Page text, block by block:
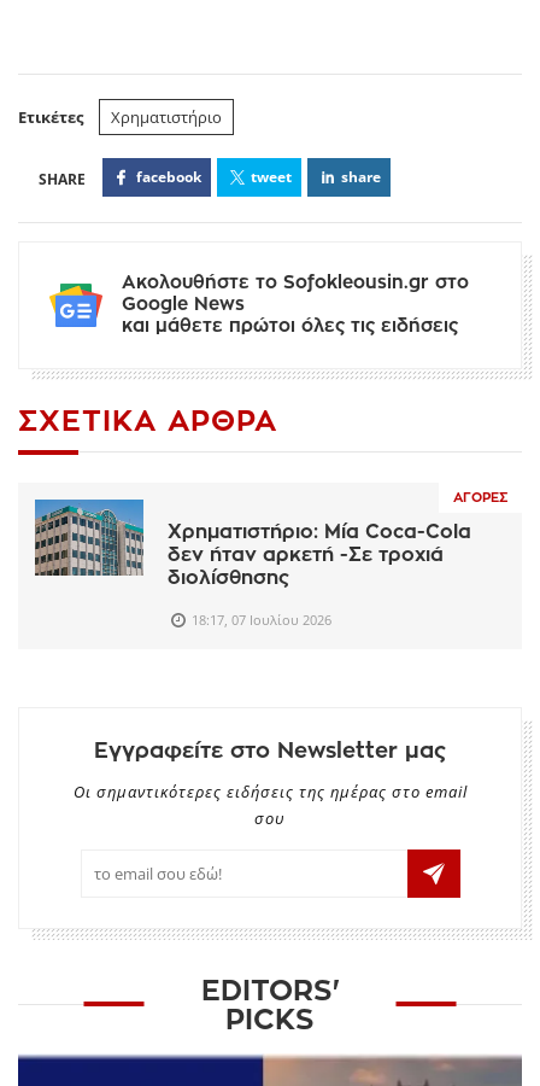
Ετικέτες Χρηματιστήριο
facebook tweet share
Ακολουθήστε το Sofokleousin.gr στο
Google News
και μάθετε πρώτοι όλες τις ειδήσεις
ΣΧΕΤΙΚΆ ΆΡΘΡΑ
ΑΓΟΡΈΣ
Χρηματιστήριο: Μία Coca-Cola
δεν ήταν αρκετή -Σε τροχιά
διολίσθησης
18:17, 07 Ιουλίου 2026
Εγγραφείτε στο Newsletter μας
Οι σημαντικότερες ειδήσεις της ημέρας στο email
σου
EDITORS'
PICKS